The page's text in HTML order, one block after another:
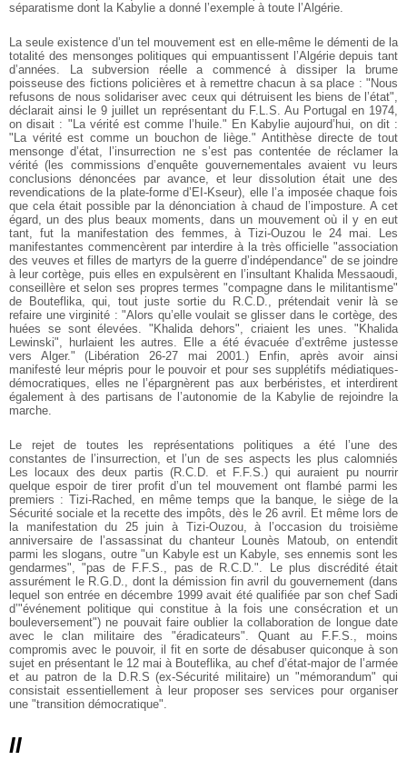
séparatisme dont la Kabylie a donné l’exemple à toute l’Algérie.
La seule existence d’un tel mouvement est en elle-même le démenti de la
totalité des mensonges politiques qui empuantissent l’Algérie depuis tant
d’années. La subversion réelle a commencé à dissiper la brume
poisseuse des fictions policières et à remettre chacun à sa place : "Nous
refusons de nous solidariser avec ceux qui détruisent les biens de l’état",
déclarait ainsi le 9 juillet un représentant du F.L.S. Au Portugal en 1974,
on disait : "La vérité est comme l’huile." En Kabylie aujourd’hui, on dit :
"La vérité est comme un bouchon de liège." Antithèse directe de tout
mensonge d’état, l’insurrection ne s’est pas contentée de réclamer la
vérité (les commissions d’enquête gouvernementales avaient vu leurs
conclusions dénoncées par avance, et leur dissolution était une des
revendications de la plate-forme d’EI-Kseur), elle l’a imposée chaque fois
que cela était possible par la dénonciation à chaud de l’imposture. A cet
égard, un des plus beaux moments, dans un mouvement où il y en eut
tant, fut la manifestation des femmes, à Tizi-Ouzou le 24 mai. Les
manifestantes commencèrent par interdire à la très officielle "association
des veuves et filles de martyrs de la guerre d’indépendance" de se joindre
à leur cortège, puis elles en expulsèrent en l’insultant Khalida Messaoudi,
conseillère et selon ses propres termes "compagne dans le militantisme"
de Bouteflika, qui, tout juste sortie du R.C.D., prétendait venir là se
refaire une virginité : "Alors qu’elle voulait se glisser dans le cortège, des
huées se sont élevées. "Khalida dehors", criaient les unes. "Khalida
Lewinski", hurlaient les autres. Elle a été évacuée d’extrême justesse
vers Alger." (Libération 26-27 mai 2001.) Enfin, après avoir ainsi
manifesté leur mépris pour le pouvoir et pour ses supplétifs médiatiques-
démocratiques, elles ne l’épargnèrent pas aux berbéristes, et interdirent
également à des partisans de l’autonomie de la Kabylie de rejoindre la
marche.
Le rejet de toutes les représentations politiques a été l’une des
constantes de l’insurrection, et l’un de ses aspects les plus calomniés
Les locaux des deux partis (R.C.D. et F.F.S.) qui auraient pu nourrir
quelque espoir de tirer profit d’un tel mouvement ont flambé parmi les
premiers : Tizi-Rached, en même temps que la banque, le siège de la
Sécurité sociale et la recette des impôts, dès le 26 avril. Et même lors de
la manifestation du 25 juin à Tizi-Ouzou, à l’occasion du troisième
anniversaire de l’assassinat du chanteur Lounès Matoub, on entendit
parmi les slogans, outre "un Kabyle est un Kabyle, ses ennemis sont les
gendarmes", "pas de F.F.S., pas de R.C.D.". Le plus discrédité était
assurément le R.G.D., dont la démission fin avril du gouvernement (dans
lequel son entrée en décembre 1999 avait été qualifiée par son chef Sadi
d’"événement politique qui constitue à la fois une consécration et un
bouleversement") ne pouvait faire oublier la collaboration de longue date
avec le clan militaire des "éradicateurs". Quant au F.F.S., moins
compromis avec le pouvoir, il fit en sorte de désabuser quiconque à son
sujet en présentant le 12 mai à Bouteflika, au chef d’état-major de l’armée
et au patron de la D.R.S (ex-Sécurité militaire) un "mémorandum" qui
consistait essentiellement à leur proposer ses services pour organiser
une "transition démocratique".
II